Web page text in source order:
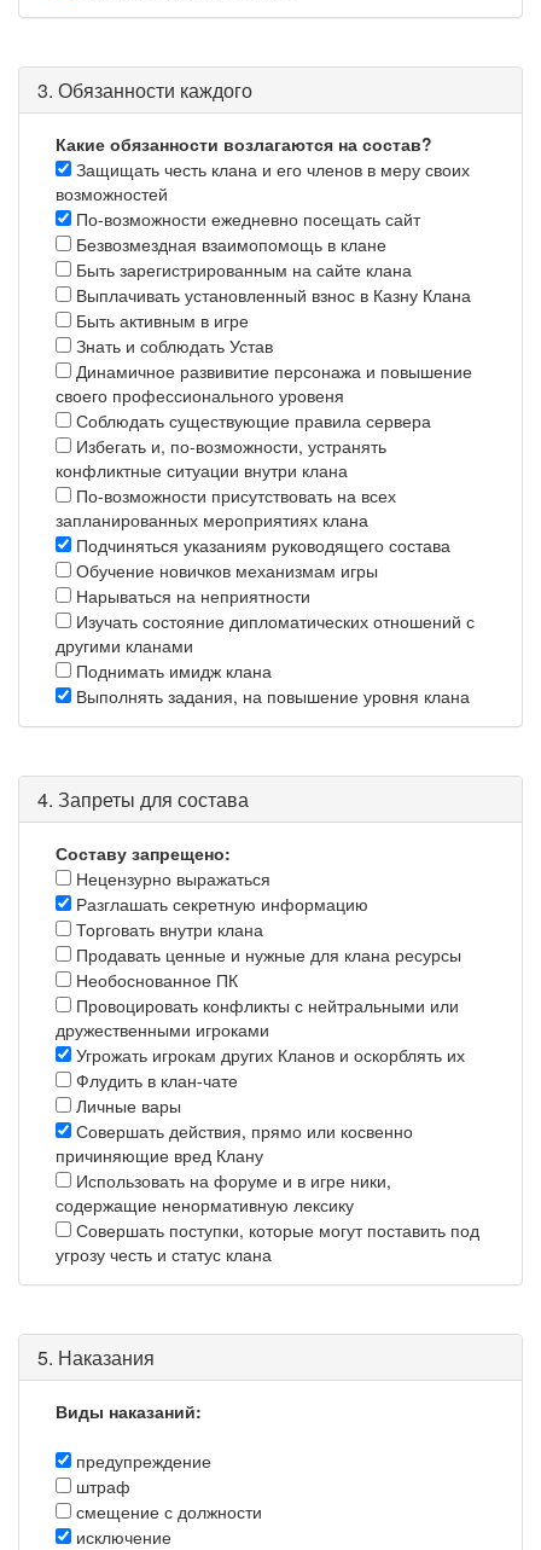
3. Обязанности каждого
Какие обязанности возлагаются на состав?
Защищать честь клана и его членов в меру своих
возможностей
По-возможности ежедневно посещать сайт
Безвозмездная взаимопомощь в клане
Быть зарегистрированным на сайте клана
Выплачивать установленный взнос в Казну Клана
Быть активным в игре
Знать и соблюдать Устав
Динамичное развивитие персонажа и повышение
своего профессионального уровеня
Соблюдать существующие правила сервера
Избегать и, по-возможности, устранять
конфликтные ситуации внутри клана
По-возможности присутствовать на всех
запланированных мероприятиях клана
Подчиняться указаниям руководящего состава
Обучение новичков механизмам игры
Нарываться на неприятности
Изучать состояние дипломатических отношений с
другими кланами
Поднимать имидж клана
Выполнять задания, на повышение уровня клана
4. Запреты для состава
Составу запрещено:
Нецензурно выражаться
Разглашать секретную информацию
Торговать внутри клана
Продавать ценные и нужные для клана ресурсы
Необоснованное ПК
Провоцировать конфликты с нейтральными или
дружественными игроками
Угрожать игрокам других Кланов и оскорблять их
Флудить в клан-чате
Личные вары
Совершать действия, прямо или косвенно
причиняющие вред Клану
Использовать на форуме и в игре ники,
содержащие ненормативную лексику
Совершать поступки, которые могут поставить под
угрозу честь и статус клана
5. Наказания
Виды наказаний:
предупреждение
штраф
смещение с должности
исключение